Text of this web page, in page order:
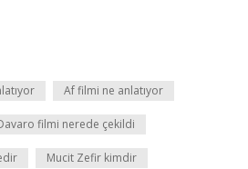
Af filmi ne anlatıyor
filmi nerede çekildi
Mucit Zefir kimdir